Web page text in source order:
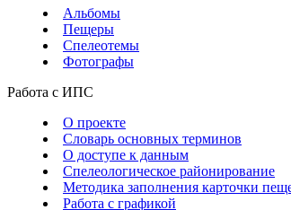
Альбомы
Пещеры
Спелеотемы
Фотографы
Работа с ИПС
О проекте
Словарь основных терминов
О доступе к данным
Спелеологическое районирование
Методика заполнения карточки
Работа с графикой